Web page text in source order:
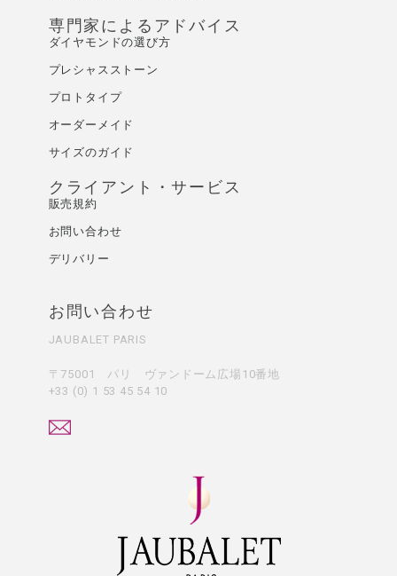
専門家によるアドバイス
ダイヤモンドの選び方
プレシャスストーン
プロトタイプ
オーダーメイド
サイズのガイド
クライアント・サービス
販売規約
お問い合わせ
デリバリー
お問い合わせ
JAUBALET PARIS
〒75001 パリ ヴァンドーム広場10番地
+33 (0) 1 53 45 54 10